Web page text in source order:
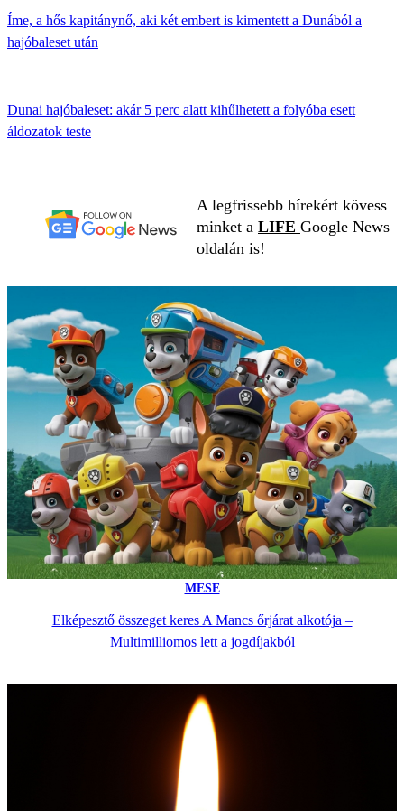
Íme, a hős kapitánynő, aki két embert is kimentett a Dunából a
hajóbaleset után
Dunai hajóbaleset: akár 5 perc alatt kihűlhetett a folyóba esett
áldozatok teste
A legfrissebb hírekért kövess
minket a LIFE Google News
oldalán is!
MESE
Elképesztő összeget keres A Mancs őrjárat alkotója –
Multimilliomos lett a jogdíjakból